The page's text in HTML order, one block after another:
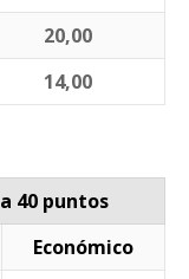
20,00
14,00
40 puntos
Económico